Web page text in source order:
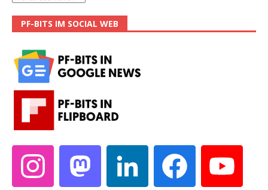
PF-BITS IM SOCIAL WEB